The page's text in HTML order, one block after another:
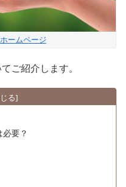
ームページ
ご紹介します。
要？